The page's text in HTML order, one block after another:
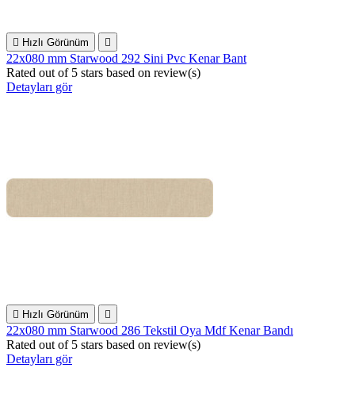
 Hızlı Görünüm 
22x080 mm Starwood 292 Sini Pvc Kenar Bant
Rated out of 5 stars based on review(s)
Detayları gör
 Hızlı Görünüm 
22x080 mm Starwood 286 Tekstil Oya Mdf Kenar Bandı
Rated out of 5 stars based on review(s)
Detayları gör